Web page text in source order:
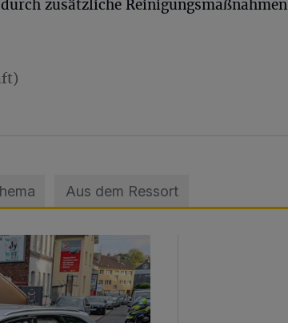
zusätzliche Reinigungsmaßnahmen
Aus dem Ressort